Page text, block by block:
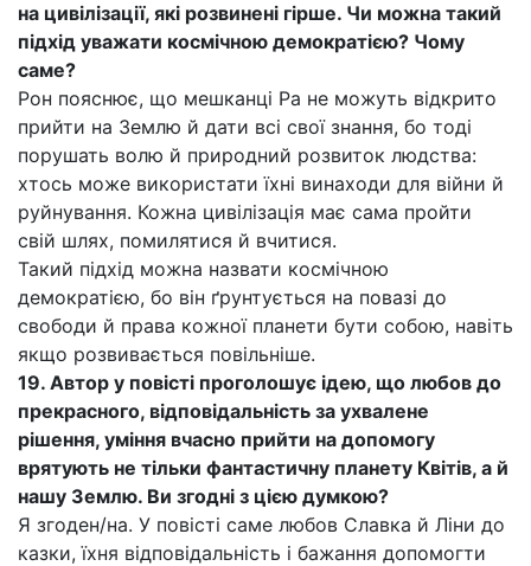
на цивілізації, які розвинені гірше. Чи можна такий
підхід уважати космічною демократією? Чому
саме?
Рон пояснює, що мешканці Ра не можуть відкрито
прийти на Землю й дати всі свої знання, бо тоді
порушать волю й природний розвиток людства:
хтось може використати їхні винаходи для війни й
руйнування. Кожна цивілізація має сама пройти
свій шлях, помилятися й вчитися.
Такий підхід можна назвати космічною
демократією, бо він ґрунтується на повазі до
свободи й права кожної планети бути собою, навіть
якщо розвивається повільніше.
19. Автор у повісті проголошує ідею, що любов до
прекрасного, відповідальність за ухвалене
рішення, уміння вчасно прийти на допомогу
врятують не тільки фантастичну планету Квітів, а й
нашу Землю. Ви згодні з цією думкою?
Я згоден/на. У повісті саме любов Славка й Ліни до
казки, їхня відповідальність і бажання допомогти